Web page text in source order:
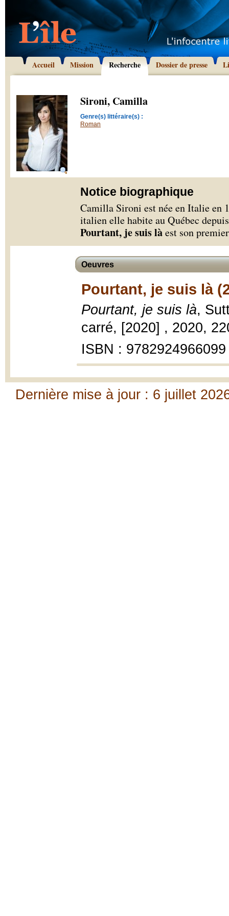
Accueil Mission Recherche Dossier de presse
Sironi, Camilla
Genre(s) littéraire(s) :
Roman
Notice biographique
Camilla Sironi est née en Italie en
italien elle habite au Québec
Pourtant, je suis làest son
Oeuvres
Pourtant, je suis là
Pourtant, je suis là,
carré, [2020] , 2020,
ISBN : 9782924966099
Dernière mise à jour : 6 juillet